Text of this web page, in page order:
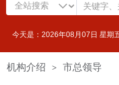
今天是：2026年08月07日 星期
机构介绍 > 市总领导